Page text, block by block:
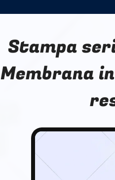
Stampa
Membrana